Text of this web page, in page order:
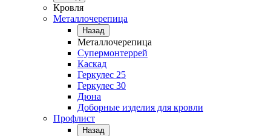
Кровля
Металлочерепица
Назад
Металлочерепица
Супермонтеррей
Каскад
Геркулес 25
Геркулес 30
Дюна
Доборные изделия для кровли
Профлист
Назад